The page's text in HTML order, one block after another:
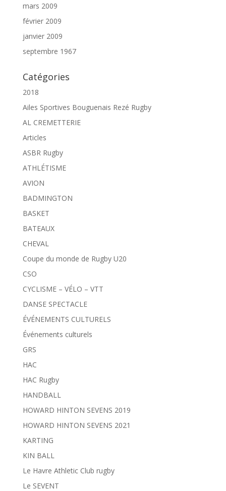
mars 2009
février 2009
janvier 2009
septembre 1967
Catégories
2018
Ailes Sportives Bouguenais Rezé Rugby
AL CREMETTERIE
Articles
ASBR Rugby
ATHLÉTISME
AVION
BADMINGTON
BASKET
BATEAUX
CHEVAL
Coupe du monde de Rugby U20
CSO
CYCLISME – VÉLO – VTT
DANSE SPECTACLE
ÉVÉNEMENTS CULTURELS
Événements culturels
GRS
HAC
HAC Rugby
HANDBALL
HOWARD HINTON SEVENS 2019
HOWARD HINTON SEVENS 2021
KARTING
KIN BALL
Le Havre Athletic Club rugby
Le SEVENT